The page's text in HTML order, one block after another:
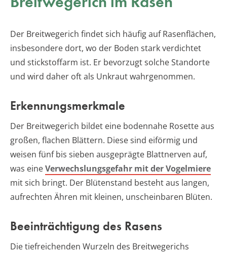
Der Breitwegerich findet sich häufig auf Rasenflächen,
insbesondere dort, wo der Boden stark verdichtet
und stickstoffarm ist. Er bevorzugt solche Standorte
und wird daher oft als Unkraut wahrgenommen.
Erkennungsmerkmale
Der Breitwegerich bildet eine bodennahe Rosette aus
großen, flachen Blättern. Diese sind eiförmig und
weisen fünf bis sieben ausgeprägte Blattnerven auf,
was eineVerwechslungsgefahr mit der Vogelmiere
mit sich bringt. Der Blütenstand besteht aus langen,
aufrechten Ähren mit kleinen, unscheinbaren Blüten.
Beeinträchtigung des Rasens
Die tiefreichenden Wurzeln des Breitwegerichs